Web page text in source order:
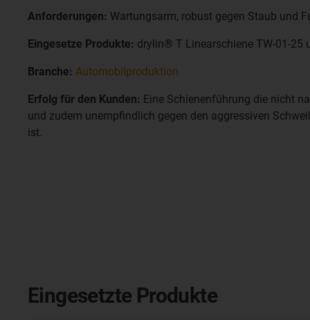
Anforderungen: Wartungsarm, robust gegen Staub und
Eingesetze Produkte: drylin® T Linearschiene TW-01-25
Branche: Automobilproduktion
Erfolg für den Kunden: Eine Schienenführung die nicht
und zudem unempfindlich gegen den aggressiven
ist.
Eingesetzte Produkte